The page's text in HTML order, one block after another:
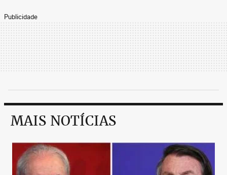
Publicidade
MAIS NOTÍCIAS